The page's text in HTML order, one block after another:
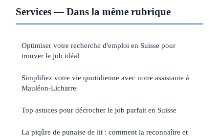
Services — Dans la même rubrique
Optimiser votre recherche d'emploi en Suisse pour
trouver le job idéal
Simplifiez votre vie quotidienne avec notre assistante à
Mauléon-Licharre
Top astuces pour décrocher le job parfait en Suisse
La piqûre de punaise de lit : comment la reconnaître et